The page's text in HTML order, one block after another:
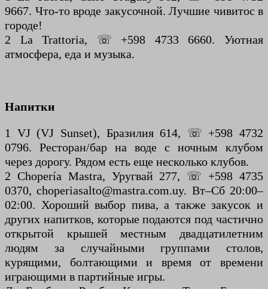
9667. Что-то вроде закусочной. Лучшие чивитос в
городе!
2 La Trattoria, ☏ +598 4733 6660. Уютная
атмосфера, еда и музыка.
Напитки
1 VJ (VJ Sunset), Бразилия 614, ☏ +598 4732
0796. Ресторан/бар на воде с ночным клубом
через дорогу. Рядом есть еще несколько клубов.
2 Chopería Mastra, Уругвай 277, ☏ +598 4735
0370, choperiasalto@mastra.com.uy. Вт–Сб 20:00–
02:00. Хороший выбор пива, а также закусок и
других напитков, которые подаются под частично
открытой крышей местным двадцатилетним
людям за случайными группами столов,
курящими, болтающими и время от времени
играющими в партийные игры.